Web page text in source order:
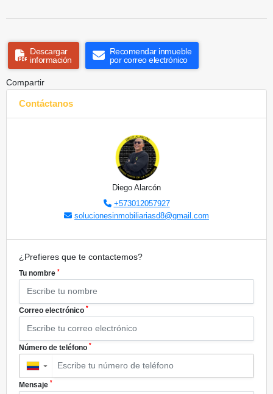
Descargar
información
Recomendar inmueble
por correo electrónico
Compartir
Contáctanos
Diego Alarcón
+573012057927
solucionesinmobiliariasd8@gmail.com
¿Prefieres que te contactemos?
Tu nombre *
Correo electrónico *
Número de teléfono *
▼
Mensaje *